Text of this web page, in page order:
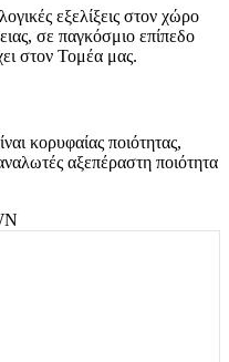
εξελίξεις στον χώρο
σε παγκόσμιο επίπεδο
στον Τομέα μας.
κορυφαίας ποιότητας,
αξεπέραστη ποιότητα